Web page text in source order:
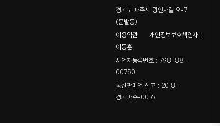
경기도 파주시 광인사길 9-7
(문발동)
이용약관
개인정보보호책임자 :
이동훈
사업자등록번호 : 798-88-
00750
통신판매업 신고 : 2018-
경기파주-0016